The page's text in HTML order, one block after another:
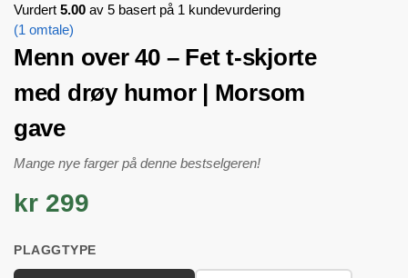
Vurdert 5.00 av 5 basert på 1 kundevurdering
(1 omtale)
Menn over 40 – Fet t-skjorte
med drøy humor | Morsom
gave
Mange nye farger på denne bestselgeren!
kr 299
PLAGGTYPE